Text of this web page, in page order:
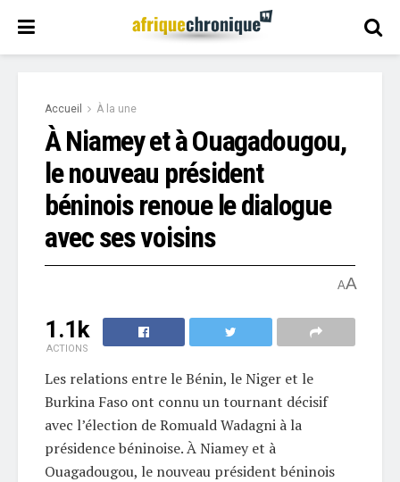
Accueil À la une
À Niamey et à Ouagadougou,
le nouveau président
béninois renoue le dialogue
avec ses voisins
AA
1.1k
ACTIONS
Les relations entre le Bénin, le Niger et le
Burkina Faso ont connu un tournant décisif
avec l’élection de Romuald Wadagni à la
présidence béninoise. À Niamey et à
Ouagadougou, le nouveau président béninois